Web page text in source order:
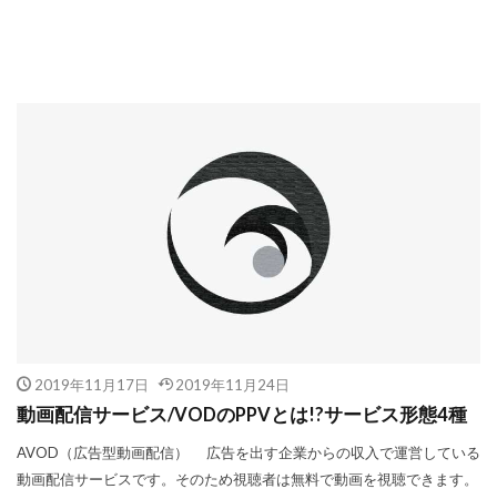
2019年11月17日 2019年11月24日
動画配信サービス/VODのPPVとは!?サービス形態4種
AVOD（広告型動画配信） 広告を出す企業からの収入で運営している
動画配信サービスです。そのため視聴者は無料で動画を視聴できます。